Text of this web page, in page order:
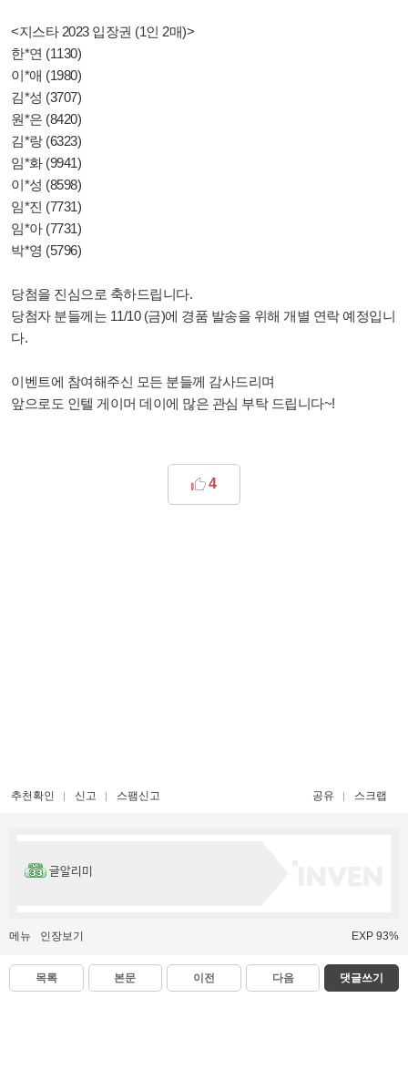
<지스타 2023 입장권 (1인 2매)>
한*연 (1130)
이*애 (1980)
김*성 (3707)
원*은 (8420)
김*랑 (6323)
임*화 (9941)
이*성 (8598)
임*진 (7731)
임*아 (7731)
박*영 (5796)
당첨을 진심으로 축하드립니다.
당첨자 분들께는 11/10 (금)에 경품 발송을 위해 개별 연락 예정입니
다.
이벤트에 참여해주신 모든 분들께 감사드리며
앞으로도 인텔 게이머 데이에 많은 관심 부탁 드립니다~!
4
추천확인 신고 스팸신고 공유 스크랩
글알리미
메뉴 인장보기 EXP 93%
목록 본문 이전 다음 댓글쓰기